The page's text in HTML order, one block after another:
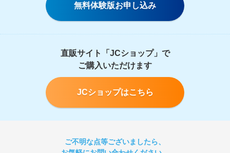
無料体験版お申し込み
直販サイト「JCショップ」で
ご購入いただけます
JCショップはこちら
ご不明な点等ございましたら、